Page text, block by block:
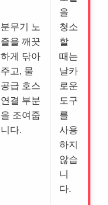
분무기 노
즐을 깨끗
하게 닦아
주고, 물
공급 호스
연결 부분
을 조여줍
니다.
을
청소
할
때는
날카
로운
도구
를
사용
하지
않습
니
다.